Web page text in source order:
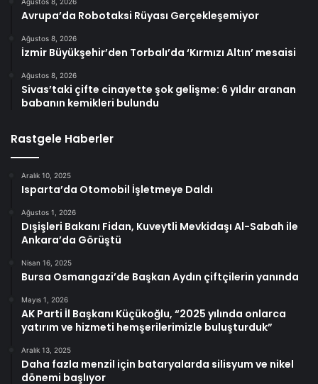
Avrupa’da Robotaksi Rüyası Gerçekleşemiyor
Ağustos 8, 2026
İzmir Büyükşehir’den Torbalı’da ‘Kırmızı Altın’ mesaisi
Ağustos 8, 2026
Sivas’taki çifte cinayette şok gelişme: 6 yıldır aranan
babanın kemikleri bulundu
Rastgele Haberler
Aralık 10, 2025
Isparta’da Otomobil İşletmeye Daldı
Ağustos 1, 2026
Dışişleri Bakanı Fidan, Kuveytli Mevkidaşı Al-Sabah ile
Ankara’da Görüştü
Nisan 16, 2025
Bursa Osmangazi’de Başkan Aydın çiftçilerin yanında
Mayıs 1, 2026
AK Parti İl Başkanı Küçükoğlu, “2025 yılında onlarca
yatırım ve hizmeti hemşerilerimizle buluşturduk”
Aralık 13, 2025
Daha fazla menzil için bataryalarda silisyum ve nikel
dönemi başlıyor